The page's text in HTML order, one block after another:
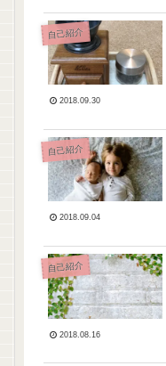
自己紹介
2018.09.30
自己紹介
2018.09.04
自己紹介
2018.08.16